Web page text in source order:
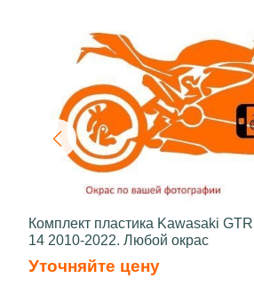
Комплект пластика Kawasaki
14 2010-2022. Любой окрас
Уточняйте цену